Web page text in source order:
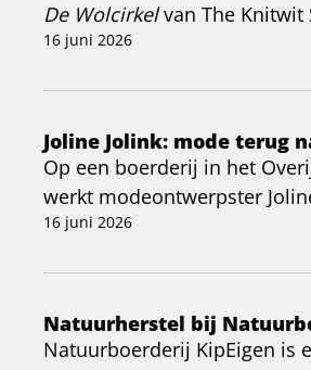
De Wolcirkelvan The Knitwit
initiatief dat zich richt op het
16 juni 2026
Joline Jolink: mode terug
Op een boerderij in het
werkt modeontwerpster
bijzonder project: kleding die
radicaal veranderde en kiest
regeneratieve, lokale
16 juni 2026
Natuurherstel bij
Natuurboerderij KipEigen is